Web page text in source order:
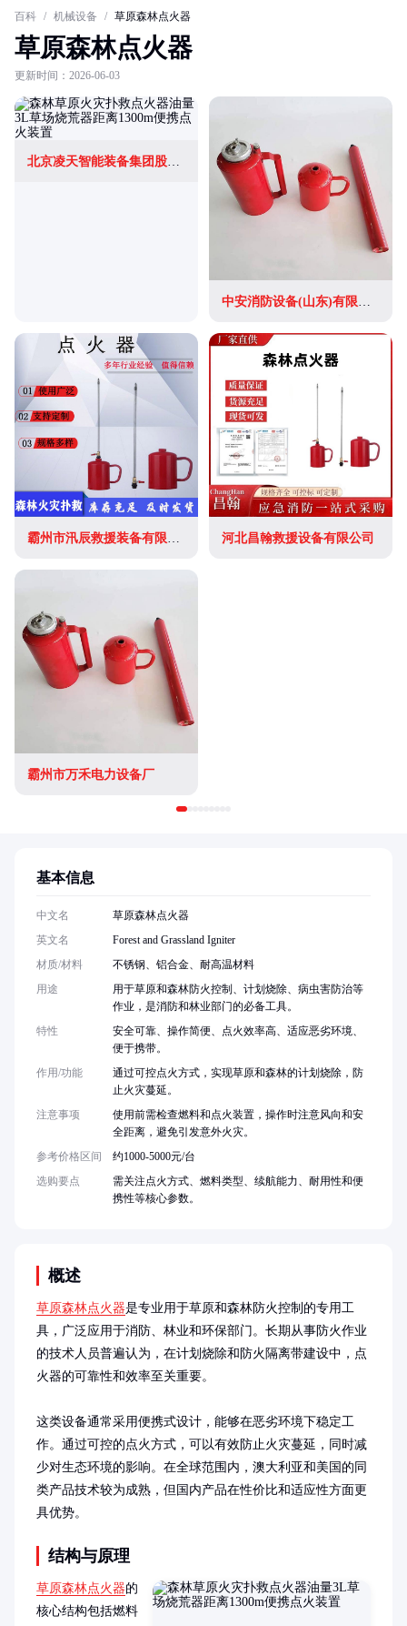
百科 / 机械设备 / 草原森林点火器
草原森林点火器
更新时间：2026-06-03
北京凌天智能装备集团股份有限公司
中安消防设备(山东)有限公司
霸州市汛辰救援装备有限公司 河北昌翰救援设备有限公司
霸州市万禾电力设备厂
概述
草原森林点火器是专业用于草原和森林防火控制的专用工
具，广泛应用于消防、林业和环保部门。长期从事防火作业
的技术人员普遍认为，在计划烧除和防火隔离带建设中，点
火器的可靠性和效率至关重要。
这类设备通常采用便携式设计，能够在恶劣环境下稳定工
作。通过可控的点火方式，可以有效防止火灾蔓延，同时减
少对生态环境的影响。在全球范围内，澳大利亚和美国的同
类产品技术较为成熟，但国内产品在性价比和适应性方面更
具优势。
结构与原理
草原森林点火器的
核心结构包括燃料
基本信息
中文名
草原森林点火器
英文名
Forest and Grassland Igniter
材质/材料
不锈钢、铝合金、耐高温材料
用途
用于草原和森林防火控制、计划烧除、病虫害防治等
作业，是消防和林业部门的必备工具。
特性
安全可靠、操作简便、点火效率高、适应恶劣环境、
便于携带。
作用/功能
通过可控点火方式，实现草原和森林的计划烧除，防
止火灾蔓延。
注意事项
使用前需检查燃料和点火装置，操作时注意风向和安
全距离，避免引发意外火灾。
参考价格区间
约1000-5000元/台
选购要点
需关注点火方式、燃料类型、续航能力、耐用性和便
携性等核心参数。